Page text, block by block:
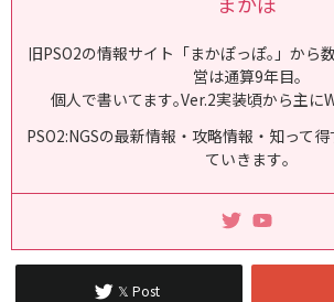
旧PSO2の情報サイト「まかぽっぽ｡」から
営は通算9年目｡
個人で書いてます｡Ver.2実装頃から主に
PSO2:NGSの最新情報・攻略情報・知って
ていきます｡
𝕏 Post